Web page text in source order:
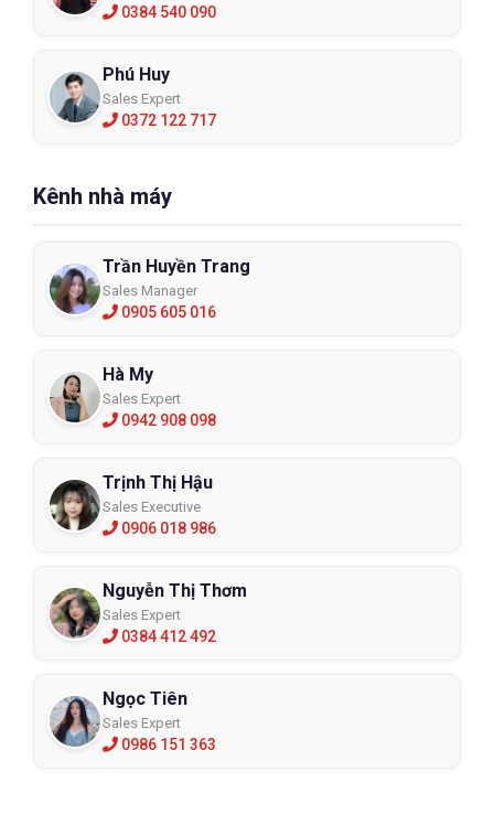
0384 540 090
Phú Huy
Sales Expert
0372 122 717
Kênh nhà máy
Trần Huyền Trang
Sales Manager
0905 605 016
Hà My
Sales Expert
0942 908 098
Trịnh Thị Hậu
Sales Executive
0906 018 986
Nguyễn Thị Thơm
Sales Expert
0384 412 492
Ngọc Tiên
Sales Expert
0986 151 363